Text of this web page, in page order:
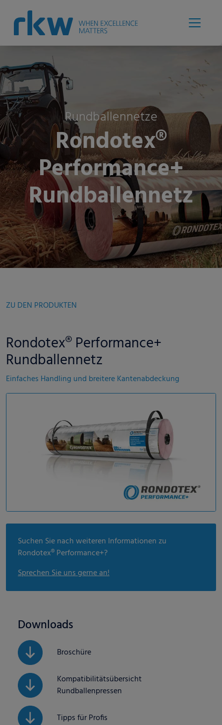
Rundballennetze
Rondotex®
Performance+
Rundballennetz
ZU DEN PRODUKTEN
Rondotex® Performance+
Rundballennetz
Einfaches Handling und breitere Kantenabdeckung
Suchen Sie nach weiteren Informationen zu
Rondotex® Performance+?
Sprechen Sie uns gerne an!
Downloads
Broschüre
Kompatibilitätsübersicht
Rundballenpressen
Tipps für Profis